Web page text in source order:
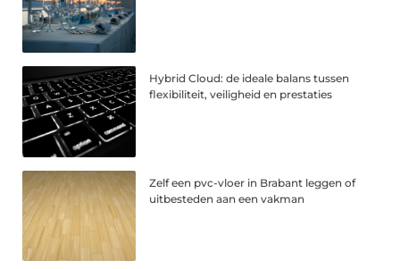
Hybrid Cloud: de ideale balans tussen
flexibiliteit, veiligheid en prestaties
Zelf een pvc-vloer in Brabant leggen of
uitbesteden aan een vakman